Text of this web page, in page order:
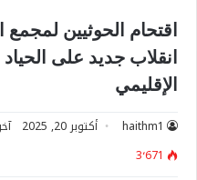
اقتحام الحوثيين
انقلاب جديد على
الإقليمي
haithm1 أكتوبر 20, 2025
3٬671